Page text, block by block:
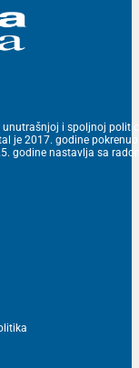
i spoljnoj
je 2017. godine
godine nastavlja sa